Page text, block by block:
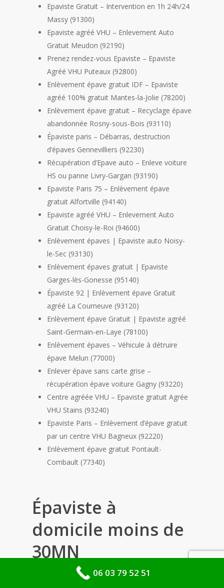
Epaviste Gratuit – Intervention en 1h 24h/24
Massy (91300)
Epaviste agréé VHU – Enlevement Auto
Gratuit Meudon (92190)
Prenez rendez-vous Epaviste – Epaviste
Agréé VHU Puteaux (92800)
Enlèvement épave gratuit IDF – Epaviste
agréé 100% gratuit Mantes-la-Jolie (78200)
Enlèvement épave gratuit – Recyclage épave
abandonnée Rosny-sous-Bois (93110)
Épaviste paris – Débarras, destruction
d’épaves Gennevilliers (92230)
Récupération d’Epave auto – Enleve voiture
HS ou panne Livry-Gargan (93190)
Epaviste Paris 75 – Enlèvement épave
gratuit Alfortville (94140)
Epaviste agréé VHU – Enlevement Auto
Gratuit Choisy-le-Roi (94600)
Enlèvement épaves | Epaviste auto Noisy-
le-Sec (93130)
Enlèvement épaves gratuit | Epaviste
Garges-lès-Gonesse (95140)
Épaviste 92 | Enlèvement épave Gratuit
agréé La Courneuve (93120)
Enlèvement épave Gratuit | Epaviste agréé
Saint-Germain-en-Laye (78100)
Enlèvement épaves – Véhicule à détruire
épave Melun (77000)
Enlever épave sans carte grise –
récupération épave voiture Gagny (93220)
Centre agréée VHU – Epaviste gratuit Agrée
VHU Stains (93240)
Epaviste Paris – Enlèvement d’épave gratuit
par un centre VHU Bagneux (92220)
Enlèvement épave gratuit Pontault-
Combault (77340)
Épaviste à
domicile moins de
30MN
06 03 79 52 51